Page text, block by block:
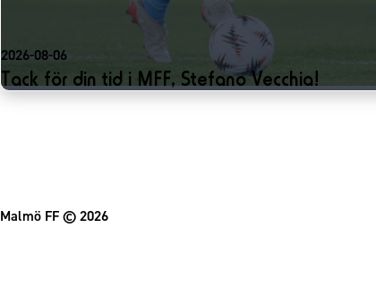
2026-08-06
Tack för din tid i MFF, Stefano Vecchia!
Malmö FF© 2026